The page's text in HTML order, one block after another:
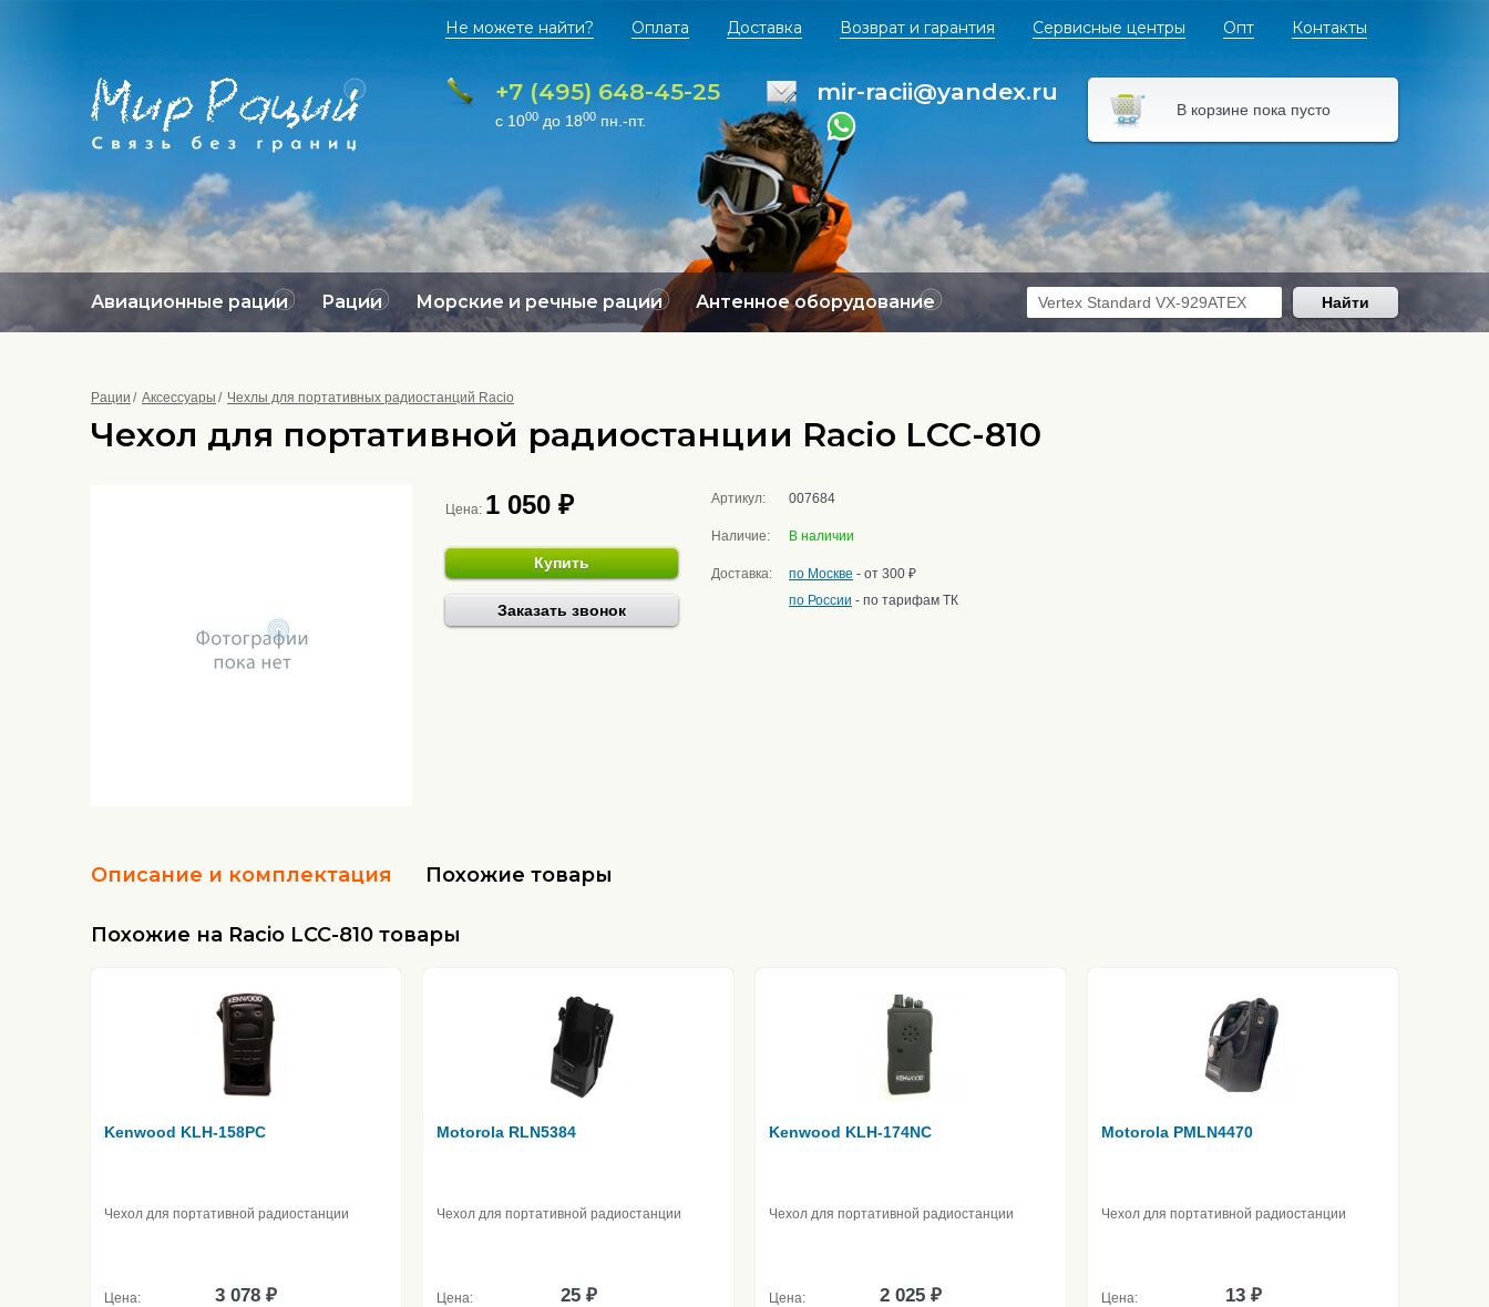
Не можете найти? Оплата Доставка Возврат и гарантия Сервисные центры Опт Контакты
+7 (495) 648-45-25
с 1000 до 1800 пн.-пт.
mir-racii@yandex.ru
В корзине пока пусто
Авиационные рации Рации Морские и речные рации Антенное оборудование Найти
Рации Аксессуары Чехлы для портативных радиостанций Racio
Чехол для портативной радиостанции Racio LCC-810
Цена: 1 050 ₽
Купить
Заказать звонок
Артикул: 007684
Наличие: В наличии
Доставка: по Москве - от 300 ₽
по России - по тарифам ТК
Описание и комплектация Похожие товары
Похожие на Racio LCC-810 товары
Kenwood KLH-158PC
Чехол для портативной радиостанции
Цена: 3 078 ₽
Motorola RLN5384
Чехол для портативной радиостанции
Цена: 25 ₽
Kenwood KLH-174NC
Чехол для портативной радиостанции
Цена: 2 025 ₽
Motorola PMLN4470
Чехол для портативной радиостанции
Цена: 13 ₽